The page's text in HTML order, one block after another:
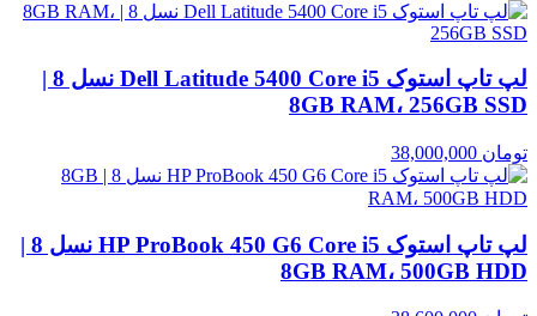
لپ تاپ استوک Dell Latitude 5400 Core i5 نسل 8 |
8GB RAM، 256GB SSD
تومان
لپ تاپ استوک HP ProBook 450 G6 Core i5 نسل 8 |
8GB RAM، 500GB HDD